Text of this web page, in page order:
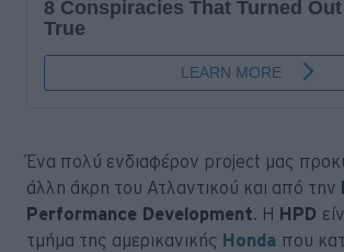
Ένα πολύ ενδιαφέρον project μας
άλλη άκρη του Ατλαντικού και από την
Performance Development. H HPD
τμήμα της αμερικανικής Honda που